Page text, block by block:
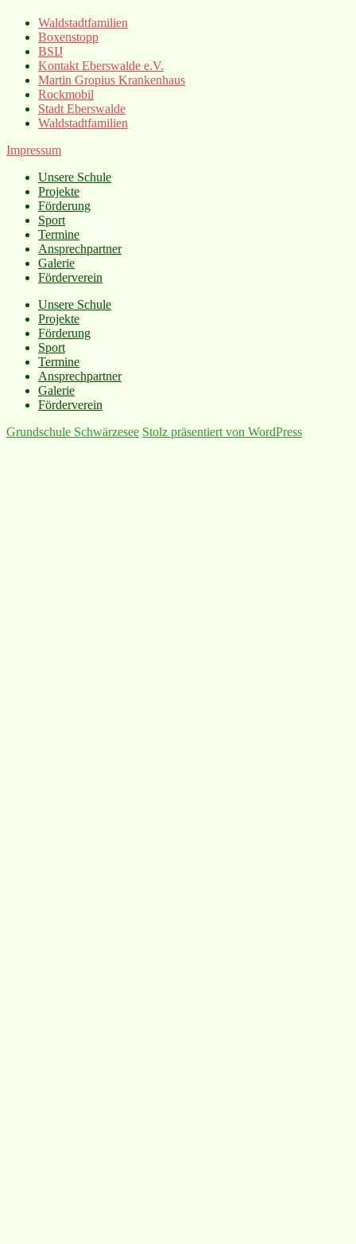
Waldstadtfamilien
Boxenstopp
BSIJ
Kontakt Eberswalde e.V.
Martin Gropius Krankenhaus
Rockmobil
Stadt Eberswalde
Waldstadtfamilien
Impressum
Unsere Schule
Projekte
Förderung
Sport
Termine
Ansprechpartner
Galerie
Förderverein
Unsere Schule
Projekte
Förderung
Sport
Termine
Ansprechpartner
Galerie
Förderverein
Grundschule Schwärzesee Stolz präsentiert von WordPress